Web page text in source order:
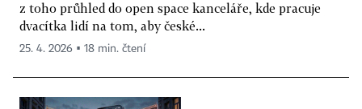
z toho průhled do open space kanceláře, kde pracuje
dvacítka lidí na tom, aby české...
25. 4. 2026 ▪ 18 min. čtení